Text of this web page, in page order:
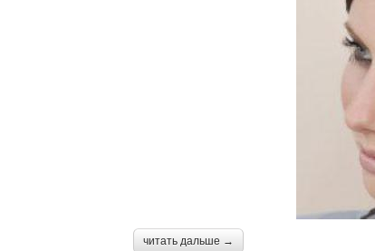
читать дальше →